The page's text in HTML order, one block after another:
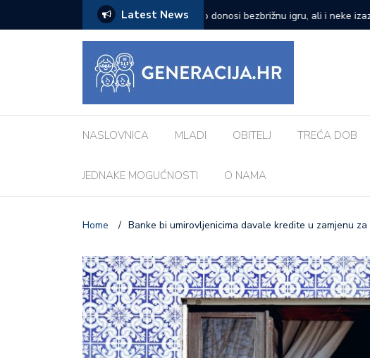
Latest News
Evo koji su najčešći kod djece
Vanessa Mioč najavljuje prvi veliki
pripremao za ovo’
NASLOVNICA MLADI OBITELJ TREĆA DOB
JEDNAKE MOGUĆNOSTI O NAMA
Home / Banke bi umirovljenicima davale kredite u zamjenu